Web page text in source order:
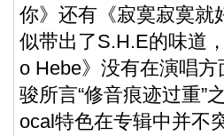
你》还有《寂寞寂寞就
似带出了S.H.E的味道
o Hebe》没有在演唱
骏所言“修音痕迹过重”
ocal特色在专辑中并不